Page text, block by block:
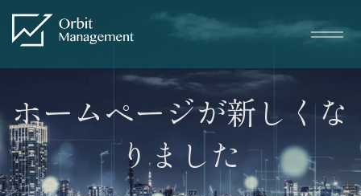
Service
ホームページが新しくな
りました